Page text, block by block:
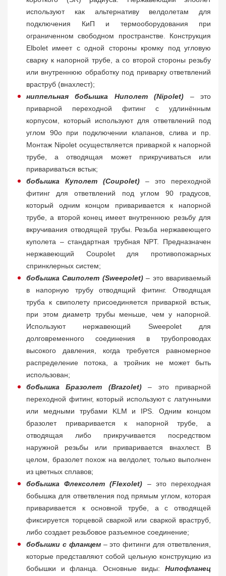
используют как альтернативу велдолетам для
подключения КиП и термооборудования при
ограниченном свободном пространстве. Конструкция
Elbolet имеет с одной стороны кромку под угловую
сварку к напорной трубе, а со второй стороны резьбу
или внутреннюю обработку под приварку ответвлений
враструб (внахлест);
ниппельная бобышка Ниполет (Nipolet) – это
приварной переходной фитинг с удлинённым
корпусом, который используют для ответвлений под
углом 90о при подключении клапанов, слива и пр.
Монтаж Nipolet осуществляется приваркой к напорной
трубе, а отводящая может прикручиваться или
привариваться встык;
бобышка Куполет (Coupolet) – это переходной
фитинг для ответвлений под углом 90 градусов,
который одним концом приваривается к напорной
трубе, а второй конец имеет внутреннюю резьбу для
вкручивания отводящей трубы. Резьба нержавеющего
куполета – стандартная трубная NPT. Предназначен
нержавеющий Coupolet для противопожарных
спринклерных систем;
бобышка Свиполет (Sweepolet)– это ввариваемый
в напорную трубу отводящий фитинг. Отводящая
труба к свиполету присоединяется приваркой встык,
при этом диаметр трубы меньше, чем у напорной.
Используют нержавеющий Sweepolet для
долговременного соединения в трубопроводах
высокого давления, когда требуется равномерное
распределение потока, а тройник не может быть
использован;
бобышка Бразолет (Brazolet)– это приварной
переходной фитинг, который используют с латунными
или медными трубами KLM и IPS. Одним концом
бразолет приваривается к напорной трубе, а
отводящая либо прикручивается посредством
наружной резьбы или приваривается внахлест. В
целом, бразолет похож на велдолет, только выполнен
из цветных сплавов;
бобышка Флексолет (Flexolet) – это переходная
бобышка для ответвления под прямым углом, которая
приваривается к основной трубе, а с отводящей
фиксируется торцевой сваркой или сваркой враструб,
либо создает резьбовое разъемное соединение;
бобышки с фланцем– это фитинги для ответвления,
которые представляют собой цельную конструкцию из
бобышки и фланца. Основные виды: Нипофланец